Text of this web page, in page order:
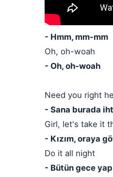
- Hmm, mm-mm
Oh, oh-woah
- Oh, oh-woah
Need you right
- Sana burada
Girl, let's take it
- Kızım, oraya
Do it all night
- Bütün gece yap